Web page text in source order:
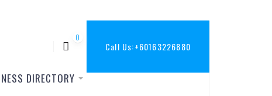
Call Us:+60163226880
0
DIRECTORY